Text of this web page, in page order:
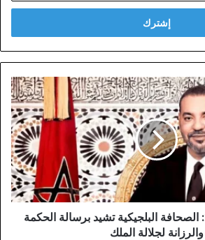
كان-المغرب 2025: الصحافة البلجيكية تشيد برسالة الحكمة
والرزانة لجلالة الملك